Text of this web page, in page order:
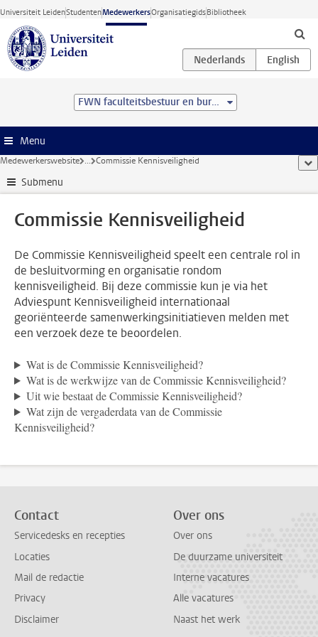
Ga direct naar de inhoud
Universiteit LeidenStudentenMedewerkersOrganisatiegidsBibliotheek
FWN faculteitsbestuur en bureau
Menu
Medewerkerswebsite ... Commissie Kennisveiligheid
Submenu
Commissie Kennisveiligheid
De Commissie Kennisveiligheid speelt een centrale rol in
de besluitvorming en organisatie rondom
kennisveiligheid. Bij deze commissie kun je via het
Adviespunt Kennisveiligheid internationaal
georiënteerde samenwerkingsinitiatieven melden met
een verzoek deze te beoordelen.
Wat is de Commissie Kennisveiligheid?
Wat is de werkwijze van de Commissie Kennisveiligheid?
Uit wie bestaat de Commissie Kennisveiligheid?
Wat zijn de vergaderdata van de Commissie
Kennisveiligheid?
Contact
Servicedesks en recepties
Locaties
Mail de redactie
Privacy
Disclaimer
Over ons
Over ons
De duurzame universiteit
Interne vacatures
Alle vacatures
Naast het werk